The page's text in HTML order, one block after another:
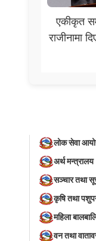
एकीकृत
राजीनामा
लोक सेवा
अर्थ मन्त्रालय
सञ्‍चार तथा
कृषि तथा
महिला
वन तथा